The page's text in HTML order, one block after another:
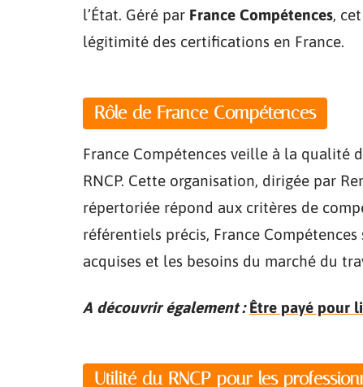
l’État. Géré par France Compétences,
légitimité des certifications en France.
Rôle de France Compétences
France Compétences veille à la qualité
RNCP. Cette organisation, dirigée par
répertoriée répond aux critères de
référentiels précis, France
acquises et les besoins du marché du
A découvrir également : Être payé pour
Utilité du RNCP pour les